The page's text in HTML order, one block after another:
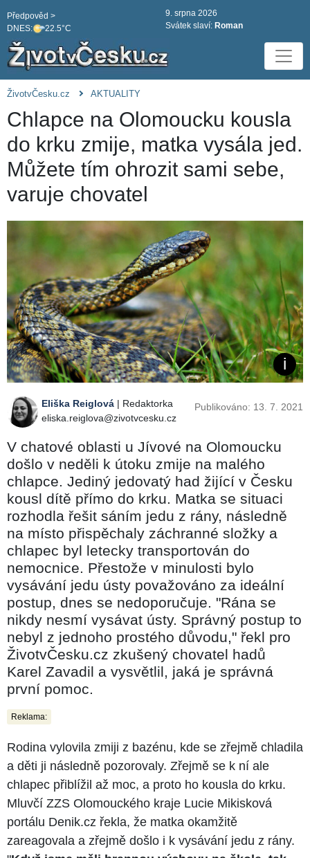
DNES: 22.5°C
Předpověd >
9. srpna 2026
Svátek slaví: Roman
ŽivotvČesku.cz AKTUALITY
Chlapce na Olomoucku kousla
do krku zmije, matka vysála jed.
Můžete tím ohrozit sami sebe,
varuje chovatel
Eliška Reiglová | Redaktorka
eliska.reiglova@zivotvcesku.cz
Publikováno: 13. 7. 2021
V chatové oblasti u Jívové na Olomoucku
došlo v neděli k útoku zmije na malého
chlapce. Jediný jedovatý had žijící v Česku
kousl dítě přímo do krku. Matka se situaci
rozhodla řešit sáním jedu z rány, následně
na místo přispěchaly záchranné složky a
chlapec byl letecky transportován do
nemocnice. Přestože v minulosti bylo
vysávání jedu ústy považováno za ideální
postup, dnes se nedoporučuje. "Rána se
nikdy nesmí vysávat ústy. Správný postup to
nebyl z jednoho prostého důvodu," řekl pro
ŽivotvČesku.cz zkušený chovatel hadů
Karel Zavadil a vysvětlil, jaká je správná
první pomoc.
Reklama:
Rodina vylovila zmiji z bazénu, kde se zřejmě chladila
a děti ji následně pozorovaly. Zřejmě se k ní ale
chlapec přiblížil až moc, a proto ho kousla do krku.
Mluvčí ZZS Olomouckého kraje Lucie Mikisková
portálu Denik.cz řekla, že matka okamžitě
zareagovala a zřejmě došlo i k vysávání jedu z rány.